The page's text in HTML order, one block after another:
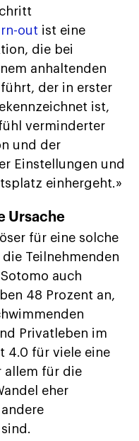
out ist eine
die bei
anhaltenden
der in erster
ist,
verminderter
und der
Einstellungen und
einhergeht.»
Ursache
für eine solche
die Teilnehmenden
auch
48 Prozent an,
Privatleben im
4.0 für viele eine
allem für die
eher